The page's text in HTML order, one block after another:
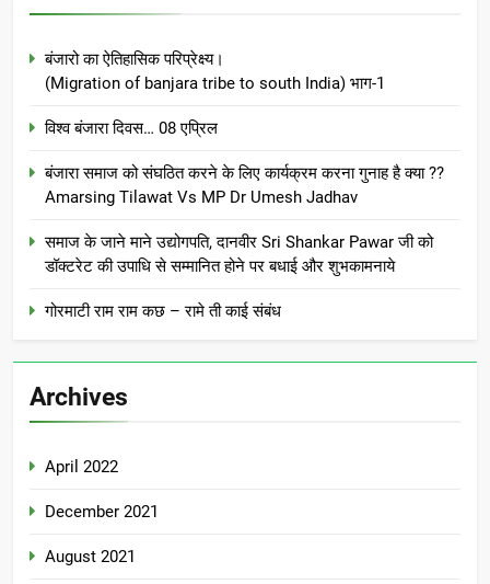
बंजारो का ऐतिहासिक परिप्रेक्ष्य।
(Migration of banjara tribe to south India) भाग-1
विश्व बंजारा दिवस… 08 एप्रिल
बंजारा समाज को संघठित करने के लिए कार्यक्रम करना गुनाह है क्या ??
Amarsing Tilawat Vs MP Dr Umesh Jadhav
समाज के जाने माने उद्योगपति, दानवीर Sri Shankar Pawar जी को
डॉक्टरेट की उपाधि से सम्मानित होने पर बधाई और शुभकामनाये
गोरमाटी राम राम कछ – रामे ती काई संबंध
Archives
April 2022
December 2021
August 2021